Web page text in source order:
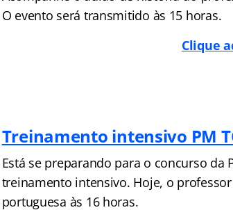
O evento será transmitido às 15 horas.
Clique
Treinamento intensivo PM
Está se preparando para o concurso da
treinamento intensivo. Hoje, o
portuguesa às 16 horas.